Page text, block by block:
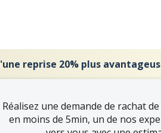
reprise 20% plus
Réalisez une demande de rachat
en moins de 5min, un de nos